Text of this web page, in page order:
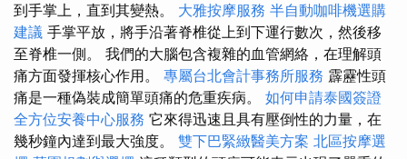
到手掌上，直到其變熱。 大雅按摩服務 半自動咖啡機選購
建議 手掌平放，將手沿著脊椎從上到下運行數次，然後移
至脊椎一側。 我們的大腦包含複雜的血管網絡，在理解頭
痛方面發揮核心作用。 專屬台北會計事務所服務 霹靂性頭
痛是一種偽裝成簡單頭痛的危重疾病。 如何申請泰國簽證
全方位安養中心服務 它來得迅速且具有壓倒性的力量，在
幾秒鐘內達到最大強度。 雙下巴緊緻醫美方案 北區按摩選